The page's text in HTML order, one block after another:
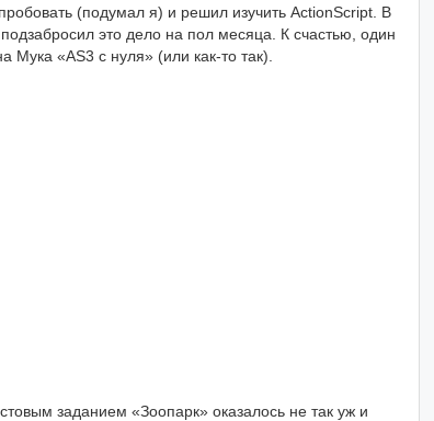
(подумал я) и решил изучить ActionScript. В
это дело на пол месяца. К счастью, один
Мука «AS3 с нуля» (или как-то так).
заданием «Зоопарк» оказалось не так уж и